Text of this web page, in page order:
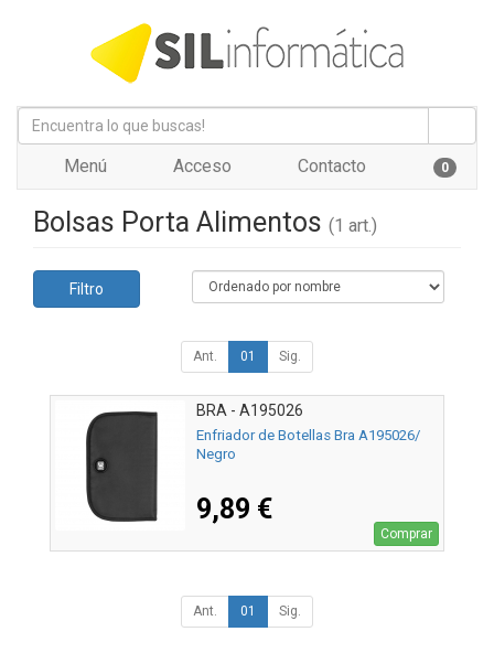
Menú Acceso Contacto 0
Bolsas Porta Alimentos (1 art.)
Filtro
Ant. 01 Sig.
BRA - A195026
Enfriador de Botellas Bra A195026/
Negro
9,89 €
Comprar
Ant. 01 Sig.